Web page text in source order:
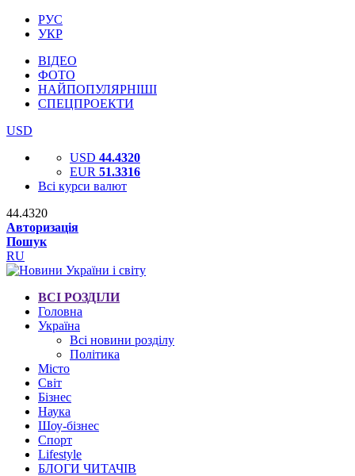
РУС
УКР
ВІДЕО
ФОТО
НАЙПОПУЛЯРНІШІ
СПЕЦПРОЕКТИ
USD
USD 44.4320
EUR 51.3316
Всі курси валют
44.4320
Авторизація
Пошук
RU
ВСІ РОЗДІЛИ
Головна
Україна
Всі новини розділу
Політика
Місто
Світ
Бізнес
Наука
Шоу-бізнес
Спорт
Lifestyle
БЛОГИ ЧИТАЧІВ